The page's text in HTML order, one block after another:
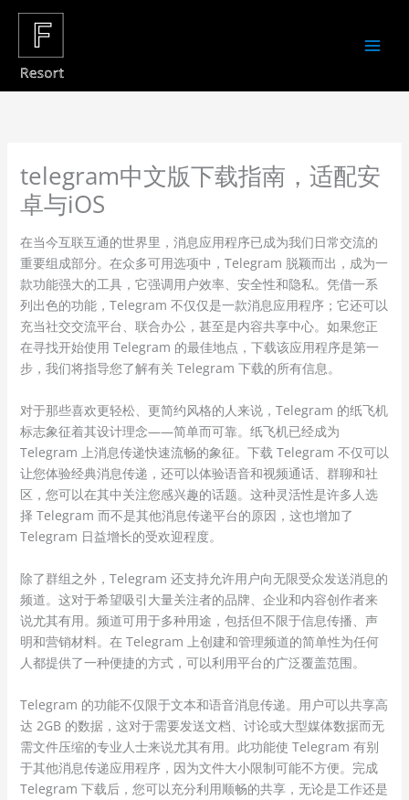
Skip
content
telegram中文版下载指南，适配安
卓与iOS
在当今互联互通的世界里，消息应用程序已成为我们日常交流的
重要组成部分。在众多可用选项中，Telegram 脱颖而出，成为一
款功能强大的工具，它强调用户效率、安全性和隐私。凭借一系
列出色的功能，Telegram 不仅仅是一款消息应用程序；它还可以
充当社交交流平台、联合办公，甚至是内容共享中心。如果您正
在寻找开始使用 Telegram 的最佳地点，下载该应用程序是第一
步，我们将指导您了解有关 Telegram 下载的所有信息。
对于那些喜欢更轻松、更简约风格的人来说，Telegram 的纸飞机
标志象征着其设计理念——简单而可靠。纸飞机已经成为
Telegram 上消息传递快速流畅的象征。下载 Telegram 不仅可以
让您体验经典消息传递，还可以体验语音和视频通话、群聊和社
区，您可以在其中关注您感兴趣的话题。这种灵活性是许多人选
择 Telegram 而不是其他消息传递平台的原因，这也增加了
Telegram 日益增长的受欢迎程度。
除了群组之外，Telegram 还支持允许用户向无限受众发送消息的
频道。这对于希望吸引大量关注者的品牌、企业和内容创作者来
说尤其有用。频道可用于多种用途，包括但不限于信息传播、声
明和营销材料。在 Telegram 上创建和管理频道的简单性为任何
人都提供了一种便捷的方式，可以利用平台的广泛覆盖范围。
Telegram 的功能不仅限于文本和语音消息传递。用户可以共享高
达 2GB 的数据，这对于需要发送文档、讨论或大型媒体数据而无
需文件压缩的专业人士来说尤其有用。此功能使 Telegram 有别
于其他消息传递应用程序，因为文件大小限制可能不方便。完成
Telegram 下载后，您可以充分利用顺畅的共享，无论是工作还是